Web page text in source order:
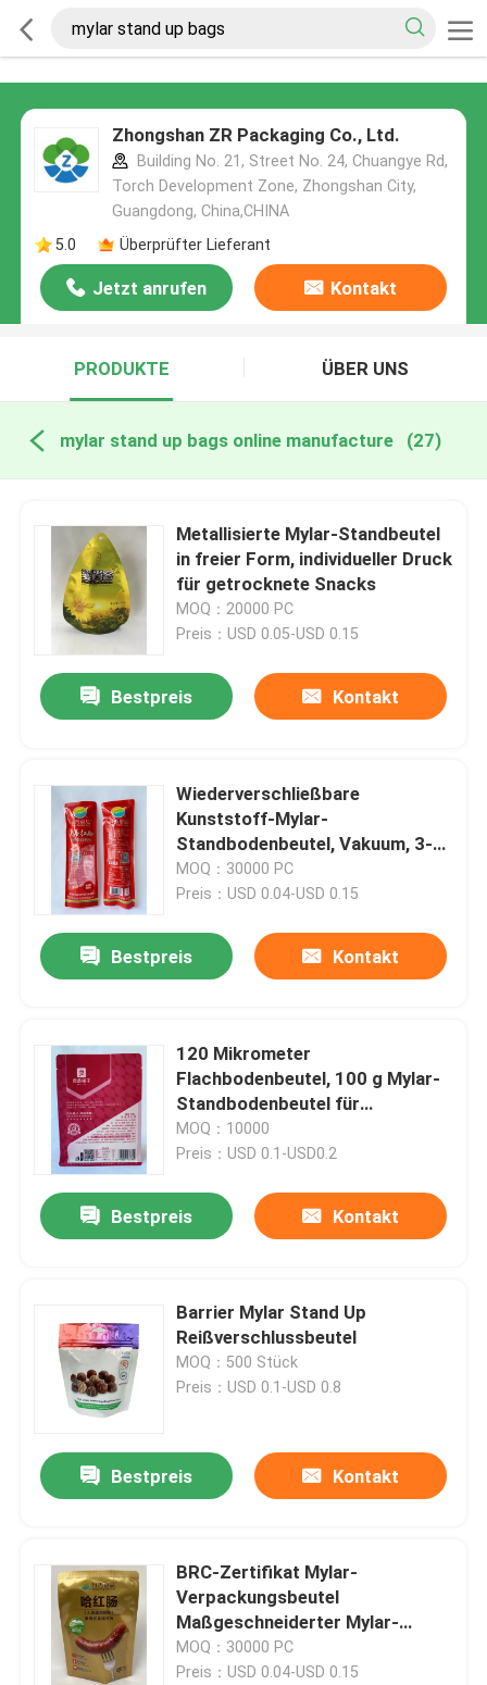
Zhongshan ZR Packaging Co., Ltd.
Building No. 21, Street No. 24, Chuangye Rd,
Torch Development Zone, Zhongshan City,
Guangdong, China,CHINA
5.0
Überprüfter Lieferant
Jetzt anrufen Kontakt
PRODUKTE ÜBER UNS
mylar stand up bags online manufacture (27)
Metallisierte Mylar-Standbeutel
in freier Form, individueller Druck
für getrocknete Snacks
MOQ：20000 PC
Preis：USD 0.05-USD 0.15
Bestpreis Kontakt
Wiederverschließbare
Kunststoff-Mylar-
Standbodenbeutel, Vakuum, 3-
seitige Versiegelung,
wasserdicht
MOQ：30000 PC
Preis：USD 0.04-USD 0.15
Bestpreis Kontakt
120 Mikrometer
Flachbodenbeutel, 100 g Mylar-
Standbodenbeutel für
Trockenfutter
MOQ：10000
Preis：USD 0.1-USD0.2
Bestpreis Kontakt
Barrier Mylar Stand Up
Reißverschlussbeutel
MOQ：500 Stück
Preis：USD 0.1-USD 0.8
Bestpreis Kontakt
BRC-Zertifikat Mylar-
Verpackungsbeutel
Maßgeschneiderter Mylar-
Standbodenbeutel
MOQ：30000 PC
Preis：USD 0.04-USD 0.15